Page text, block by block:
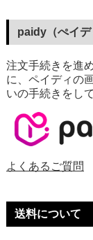
paidy（ぺイデ
注文手続きを進
に、ペイディの
いの手続きをし
よくあるご質問
送料について